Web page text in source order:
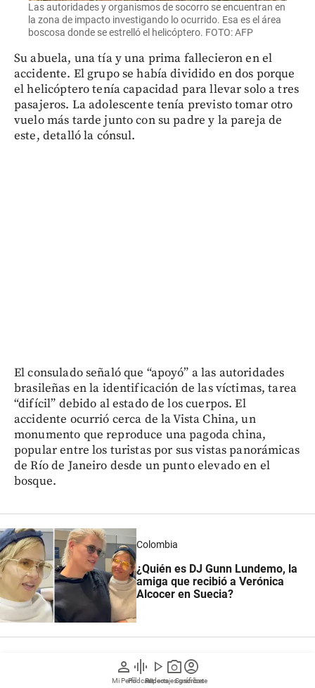
person
Mi Perfil
graphic_eq
Pódcast
play_arrow
Videos
photo_camera
Reportajes gráficos
account_circle
Suscríbete
Las autoridades y organismos de socorro se encuentran en
la zona de impacto investigando lo ocurrido. Esa es el área
boscosa donde se estrelló el helicóptero. FOTO: AFP
Su abuela, una tía y una prima fallecieron en el
accidente. El grupo se había dividido en dos porque
el helicóptero tenía capacidad para llevar solo a tres
pasajeros. La adolescente tenía previsto tomar otro
vuelo más tarde junto con su padre y la pareja de
este, detalló la cónsul.
El consulado señaló que “apoyó” a las autoridades
brasileñas en la identificación de las víctimas, tarea
“difícil” debido al estado de los cuerpos. El
accidente ocurrió cerca de la Vista China, un
monumento que reproduce una pagoda china,
popular entre los turistas por sus vistas panorámicas
de Río de Janeiro desde un punto elevado en el
bosque.
Colombia
¿Quién es DJ Gunn Lundemo, la
amiga que recibió a Verónica
Alcocer en Suecia?
En junio, una colisión aérea entre dos helicópteros